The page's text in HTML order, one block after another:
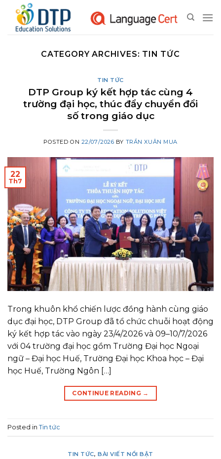
content
CATEGORY ARCHIVES: TIN TỨC
TIN TỨC
DTP Group ký kết hợp tác cùng 4
trường đại học, thúc đẩy chuyển đổi
số trong giáo dục
POSTED ON 22/07/2026 BY TRẦN XUÂN MUA
22
Th7
Trong khuôn khổ chiến lược đồng hành cùng giáo
dục đại học, DTP Group đã tổ chức chuỗi hoạt động
ký kết hợp tác vào ngày 23/4/2026 và 09–10/7/2026
với 04 trường đại học gồm Trường Đại học Ngoại
ngữ – Đại học Huế, Trường Đại học Khoa học – Đại
học Huế, Trường Ngôn […]
CONTINUE READING →
Posted in Tin tức
TIN TỨC,BÀI VIẾT NỔI BẬT